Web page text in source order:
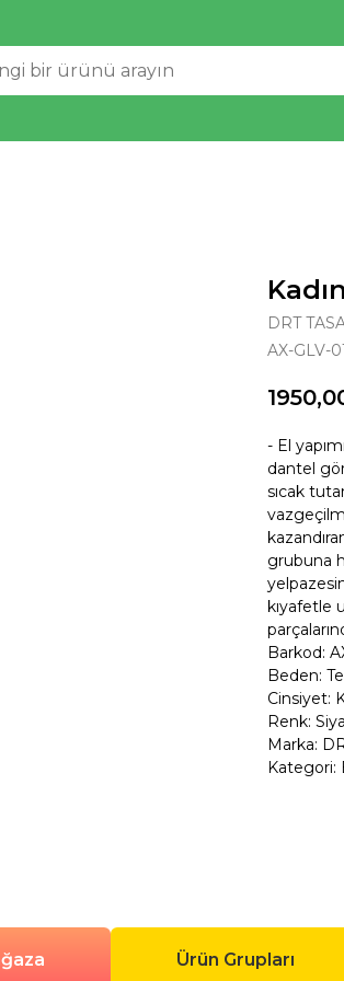
DRT
AX-GLV-
- El
dantel
sıcak
grubuna
kıyafetle
Barkod:
Beden:
Cinsiyet:
Renk:
Marka:
Kategori:
Ürün Grupları